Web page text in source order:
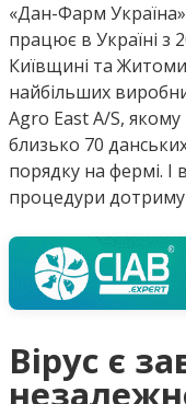
«Дан-Фарм
працює в Україні з
Київщині та
найбільших
Agro East A/S,
близько 70
порядку на фермі.
процедури
Вірус є